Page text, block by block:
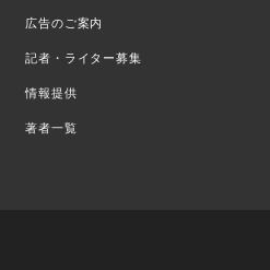
広告のご案内
記者・ライター募集
情報提供
著者一覧